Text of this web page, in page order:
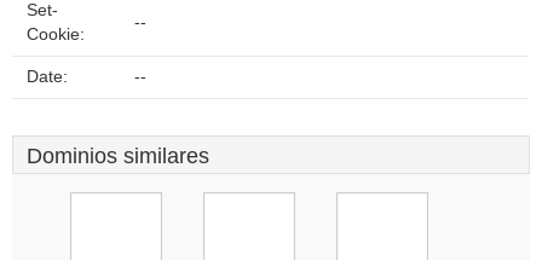
Set-
Cookie:
--
Date: --
Dominios similares